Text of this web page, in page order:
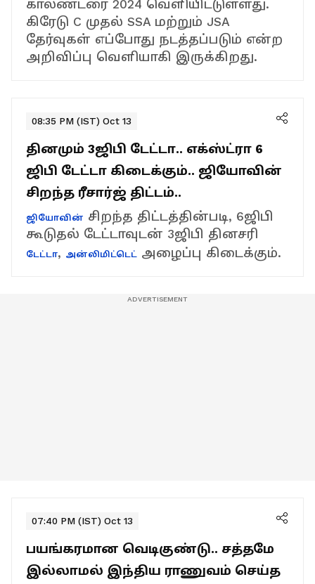
காலண்டரை 2024 வெளியிட்டுள்ளது.
கிரேடு C முதல் SSA மற்றும் JSA
தேர்வுகள் எப்போது நடத்தப்படும் என்ற
அறிவிப்பு வெளியாகி இருக்கிறது.
08:35 PM (IST) Oct 13
தினமும் 3ஜிபி டேட்டா.. எக்ஸ்ட்ரா 6
ஜிபி டேட்டா கிடைக்கும்.. ஜியோவின்
சிறந்த ரீசார்ஜ் திட்டம்..
ஜியோவின் சிறந்த திட்டத்தின்படி, 6ஜிபி
கூடுதல் டேட்டாவுடன் 3ஜிபி தினசரி
டேட்டா, அன்லிமிட்டெட் அழைப்பு கிடைக்கும்.
07:40 PM (IST) Oct 13
பயங்கரமான வெடிகுண்டு.. சத்தமே
இல்லாமல் இந்திய ராணுவம் செய்த